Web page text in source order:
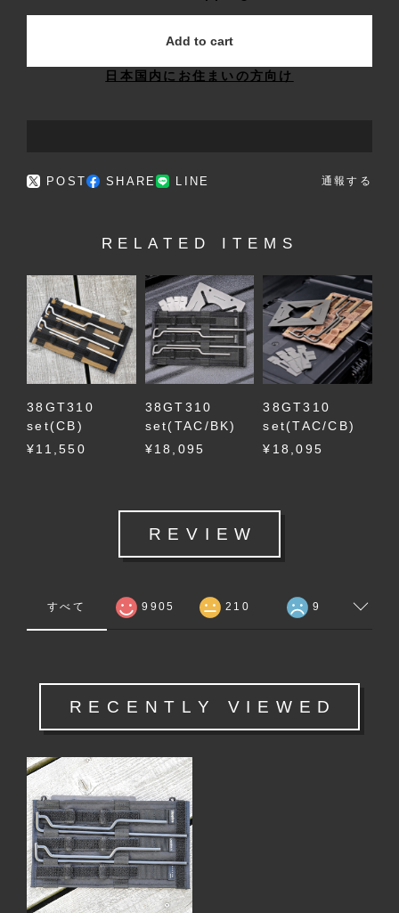
Add to cart
日本国内にお住まいの方向け
POST SHARE LINE 通報する
RELATED ITEMS
38GT310
set(CB)
¥11,550
38GT310
set(TAC/BK)
¥18,095
38GT310
set(TAC/CB)
¥18,095
REVIEW
すべて 9905 210 9
RECENTLY VIEWED